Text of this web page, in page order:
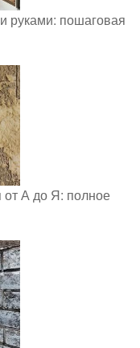
руками: пошаговая
от А до Я: полное